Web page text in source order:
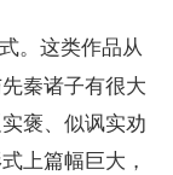
。这类作品从
秦诸子有很大
褒、似讽实劝
上篇幅巨大，